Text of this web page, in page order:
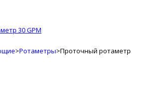
30 GPM
>Ротаметры>Проточный ротаметр